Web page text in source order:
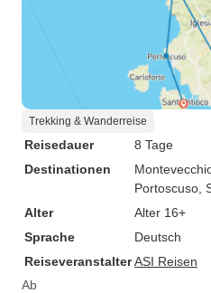
Trekking & Wanderreise
Reisedauer
8 Tage
Destinationen
Portoscuso ,
Alter
Alter 16+
Sprache
Deutsch
ReiseveranstalterASI Reisen
Ab